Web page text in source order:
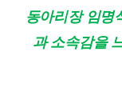
동아리장 임명
과 소속감을